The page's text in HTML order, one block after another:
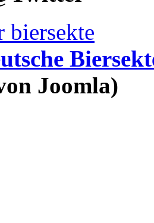
biersekte
Joomla)